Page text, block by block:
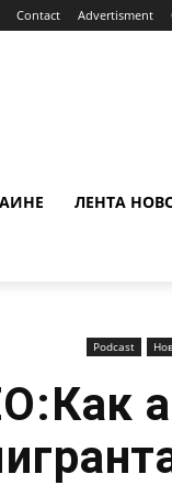
Contact Advertisment
ЛЕНТА
Podcast